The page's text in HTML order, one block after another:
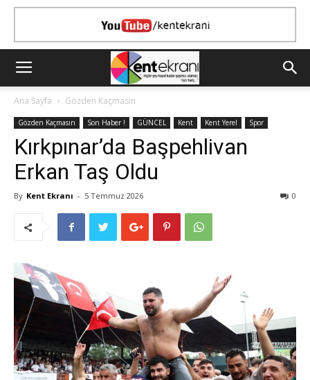
Ana Sayfa Gözden Kaçmasın
Gözden Kaçmasın Son Haber ! GÜNCEL Kent Kent Yerel Spor
Kırkpınar’da Başpehlivan
Erkan Taş Oldu
By Kent Ekranı - 5 Temmuz 2026 0